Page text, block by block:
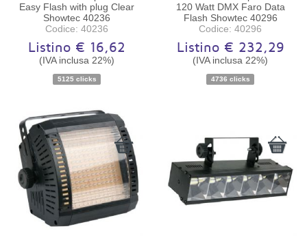
Disponibilità:Ordinabile
Easy Flash with plug Clear
Showtec 40236
Codice: 40236
Listino € 16,62
(IVA inclusa 22%)
5125 clicks
Disponibilità:Ordinabile
120 Watt DMX Faro Data
Flash Showtec 40296
Codice: 40296
Listino € 232,29
(IVA inclusa 22%)
4736 clicks